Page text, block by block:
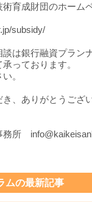
育成財団のホーム
subsidy/
は銀行融資プラン
っております。
。
、ありがとうござ
務所
ムの最新記事